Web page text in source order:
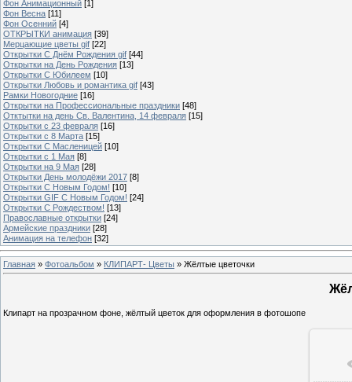
Фон Анимационный [1]
Фон Весна [11]
Фон Осенний [4]
ОТКРЫТКИ анимация [39]
Мерцающие цветы gif [22]
Открытки С Днём Рождения gif [44]
Открытки на День Рождения [13]
Открытки С Юбилеем [10]
Открытки Любовь и романтика gif [43]
Рамки Новогодние [16]
Открытки на Профессиональные праздники [48]
Отктытки на день Св. Валентина, 14 февраля [15]
Открытки с 23 февраля [16]
Открытки с 8 Марта [15]
Открытки С Масленицей [10]
Открытки с 1 Мая [8]
Открытки на 9 Мая [28]
Открытки День молодёжи 2017 [8]
Открытки С Новым Годом! [10]
Открытки GIF С Новым Годом! [24]
Открытки С Рождеством! [13]
Православные открытки [24]
Армейские праздники [28]
Анимация на телефон [32]
Главная » Фотоальбом » КЛИПАРТ- Цветы » Жёлтые цветочки
Клипарт на прозрачном фоне, жёлтый цветок для оформления в фотошопе